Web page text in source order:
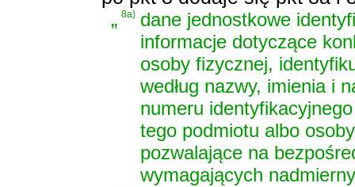
„8a) dane jednostkowe
informacje dotyczące
osoby fizycznej,
według nazwy, imienia i
numeru
tego podmiotu albo
pozwalające na
wymagających